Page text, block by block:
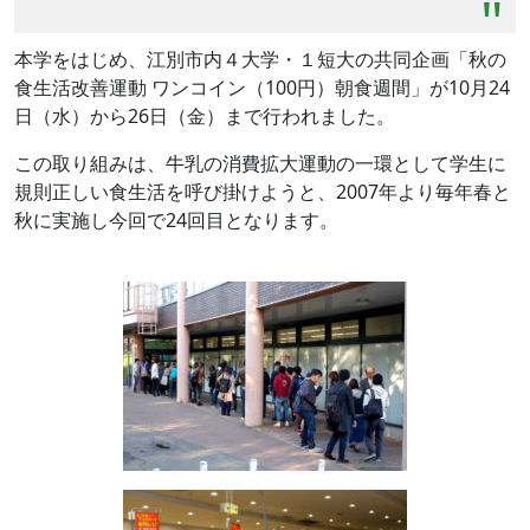
本学をはじめ、江別市内４大学・１短大の共同企画「秋の
食生活改善運動 ワンコイン（100円）朝食週間」が10月24
日（水）から26日（金）まで行われました。
この取り組みは、牛乳の消費拡大運動の一環として学生に
規則正しい食生活を呼び掛けようと、 2007年より毎年春と
秋に実施し今回で24回目となります。